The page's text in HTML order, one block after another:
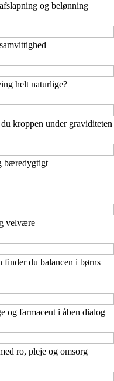
og belønning
helt naturlige?
kroppen under graviditeten
bæredygtigt
velvære
finder du balancen i børns
og farmaceut i åben dialog
ro, pleje og omsorg